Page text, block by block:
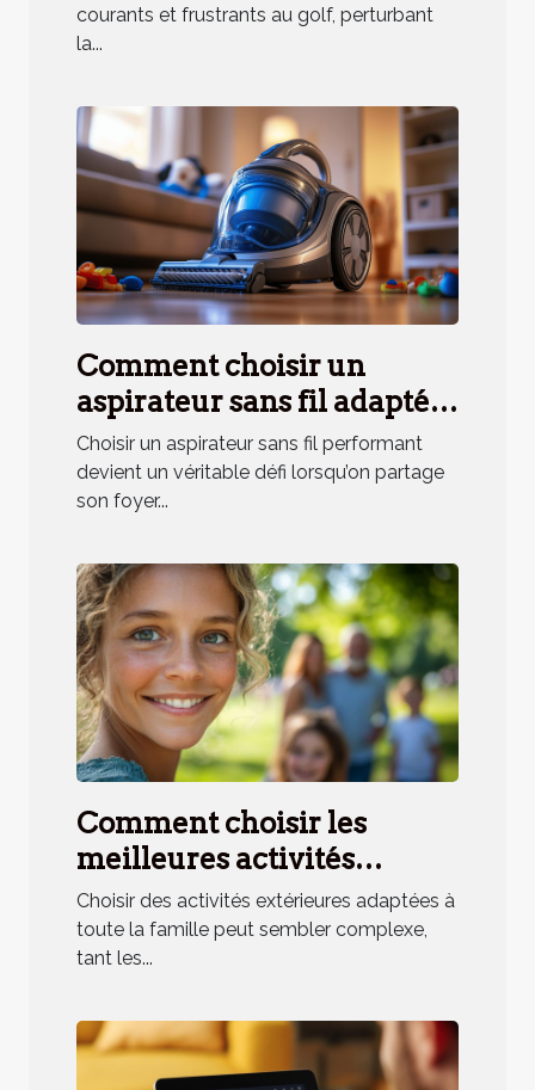
courants et frustrants au golf, perturbant
la...
Comment choisir un
aspirateur sans fil adapté
aux besoins des ménages
avec animaux ?
Choisir un aspirateur sans fil performant
devient un véritable défi lorsqu’on partage
son foyer...
Comment choisir les
meilleures activités
extérieures pour toute la
famille ?
Choisir des activités extérieures adaptées à
toute la famille peut sembler complexe,
tant les...